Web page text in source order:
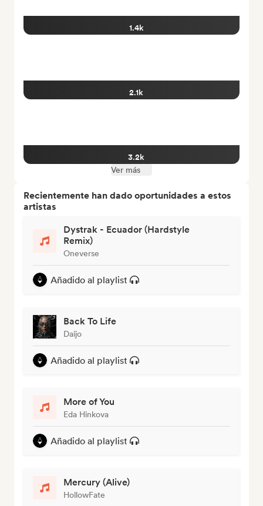
1.4k
2.1k
3.2k
Ver más
Recientemente han dado oportunidades a estos
artistas
Dystrak - Ecuador (Hardstyle
Remix)
Oneverse
Añadido al playlist
Back To Life
Daijo
Añadido al playlist
More of You
Eda Hinkova
Añadido al playlist
Mercury (Alive)
HollowFate